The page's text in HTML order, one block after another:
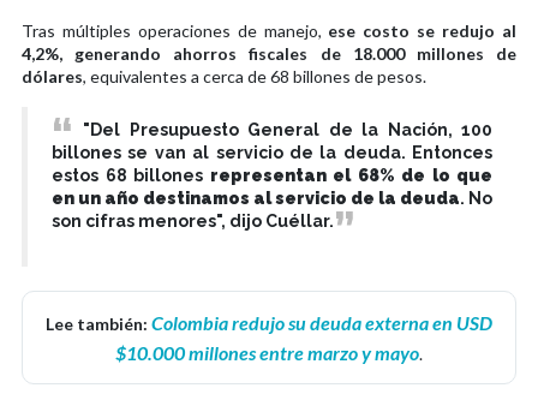
Tras múltiples operaciones de manejo, ese costo se redujo al
4,2%, generando ahorros fiscales de 18.000 millones de
dólares, equivalentes a cerca de 68 billones de pesos.
"Del Presupuesto General de la Nación, 100
billones se van al servicio de la deuda. Entonces
estos 68 billones representan el 68% de lo que
en un año destinamos al servicio de la deuda. No
son cifras menores", dijo Cuéllar.
Lee también: Colombia redujo su deuda externa en USD
$10.000 millones entre marzo y mayo.